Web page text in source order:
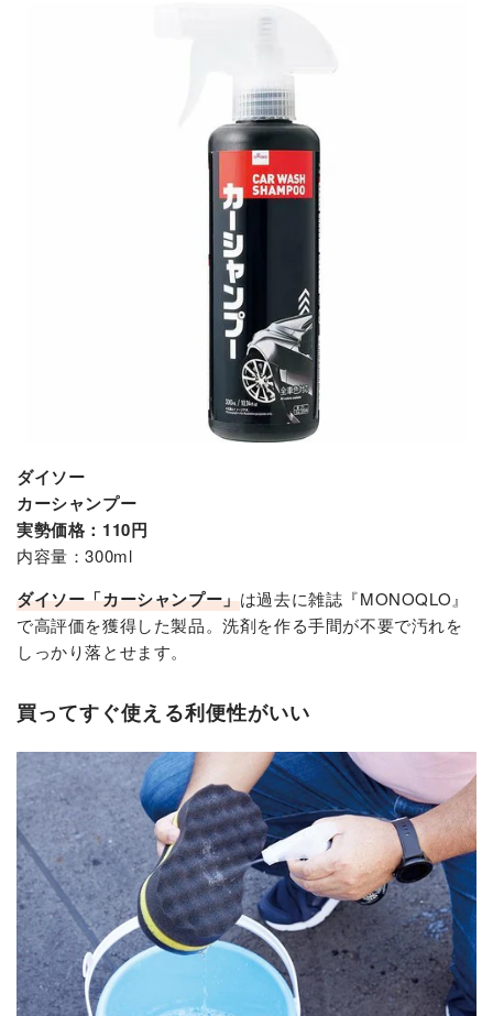
ダイソー
カーシャンプー
実勢価格：110円
内容量：300ml
ダイソー「カーシャンプー」は過去に雑誌『MONOQLO』
で高評価を獲得した製品。洗剤を作る手間が不要で汚れを
しっかり落とせます。
買ってすぐ使える利便性がいい